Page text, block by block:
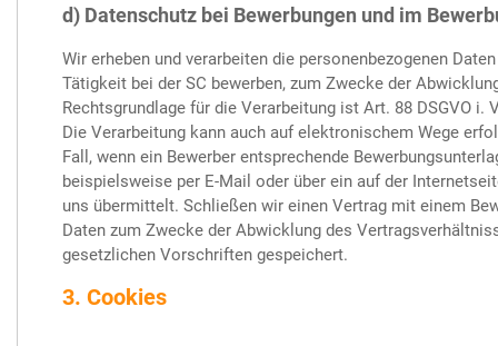
d) Datenschutz bei Bewerbungen und im
Wir erheben und verarbeiten die personenbezogenen
Tätigkeit bei der SC bewerben, zum Zwecke der
Rechtsgrundlage für die Verarbeitung ist Art. 88 DSGVO i.
Die Verarbeitung kann auch auf elektronischem Wege
Fall, wenn ein Bewerber entsprechende
beispielsweise per E-Mail oder über ein auf der
uns übermittelt. Schließen wir einen Vertrag mit einem
Daten zum Zwecke der Abwicklung des
gesetzlichen Vorschriften gespeichert.
3. Cookies